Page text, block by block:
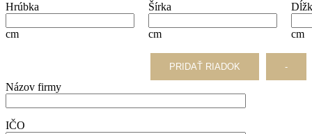
Hrúbka
cm
Šírka
cm cm
-
PRIDAŤ RIADOK
Názov firmy
IČO